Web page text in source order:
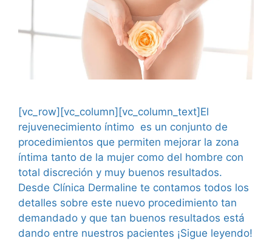
[vc_row][vc_column][vc_column_text]El
rejuvenecimiento íntimo es un conjunto de
procedimientos que permiten mejorar la zona
íntima tanto de la mujer como del hombre con
total discreción y muy buenos resultados.
Desde Clínica Dermaline te contamos todos los
detalles sobre este nuevo procedimiento tan
demandado y que tan buenos resultados está
dando entre nuestros pacientes ¡Sigue leyendo!